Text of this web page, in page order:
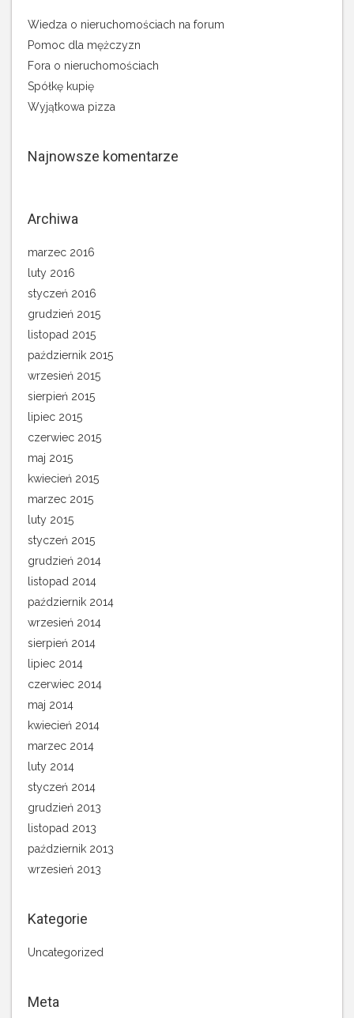
Wiedza o nieruchomościach na forum
Pomoc dla mężczyzn
Fora o nieruchomościach
Spółkę kupię
Wyjątkowa pizza
Najnowsze komentarze
Archiwa
marzec 2016
luty 2016
styczeń 2016
grudzień 2015
listopad 2015
październik 2015
wrzesień 2015
sierpień 2015
lipiec 2015
czerwiec 2015
maj 2015
kwiecień 2015
marzec 2015
luty 2015
styczeń 2015
grudzień 2014
listopad 2014
październik 2014
wrzesień 2014
sierpień 2014
lipiec 2014
czerwiec 2014
maj 2014
kwiecień 2014
marzec 2014
luty 2014
styczeń 2014
grudzień 2013
listopad 2013
październik 2013
wrzesień 2013
Kategorie
Uncategorized
Meta